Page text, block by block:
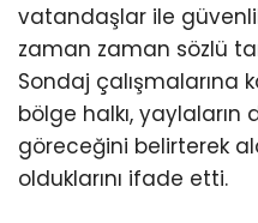
vatandaşlar ile
zaman zaman sözlü
Sondaj çalışmalarına
bölge halkı, yaylaların
göreceğini belirterek
olduklarını ifade etti.